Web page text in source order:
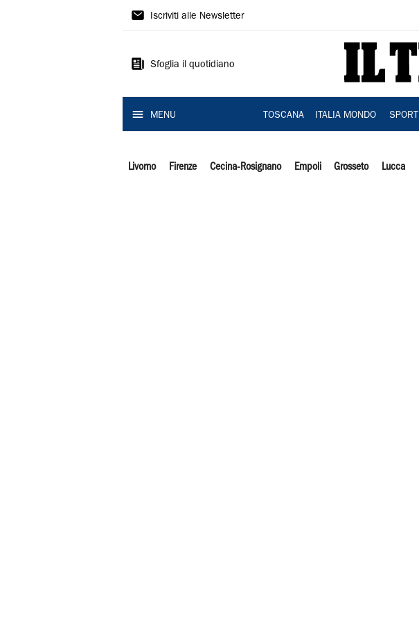
Il
Iscriviti alle Newsletter
Sfoglia il quotidiano
MENU TOSCANA ITALIA MONDO SPORT
Livorno Firenze Cecina-Rosignano Empoli Grosseto Lucca